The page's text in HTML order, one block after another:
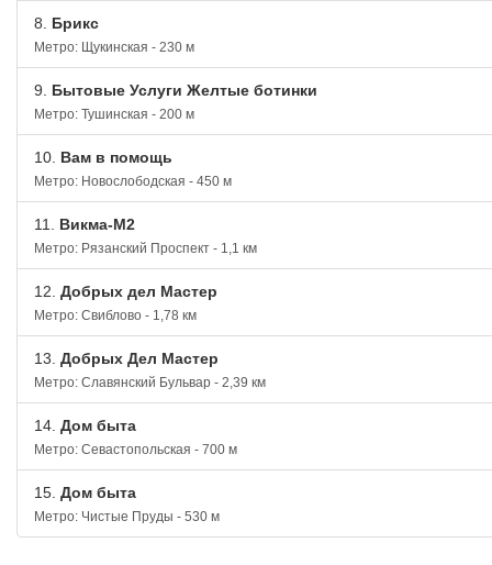
8. Брикс
Метро: Щукинская - 230 м
9. Бытовые Услуги Желтые ботинки
Метро: Тушинская - 200 м
10. Вам в помощь
Метро: Новослободская - 450 м
11. Викма-М2
Метро: Рязанский Проспект - 1,1 км
12. Добрых дел Мастер
Метро: Свиблово - 1,78 км
13. Добрых Дел Мастер
Метро: Славянский Бульвар - 2,39 км
14. Дом быта
Метро: Севастопольская - 700 м
15. Дом быта
Метро: Чистые Пруды - 530 м